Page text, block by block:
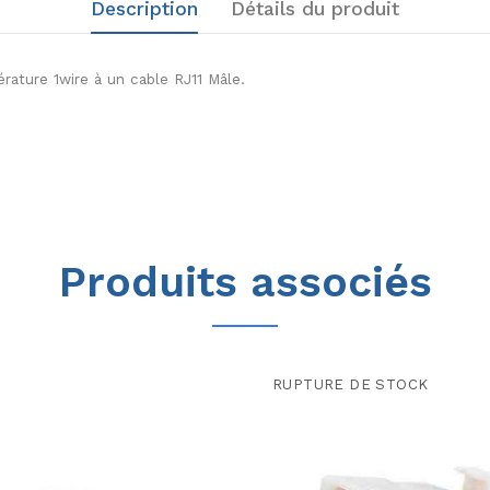
Description Détails du produit
1wire à un cable RJ11 Mâle.
Produits associés
RUPTURE DE STOCK